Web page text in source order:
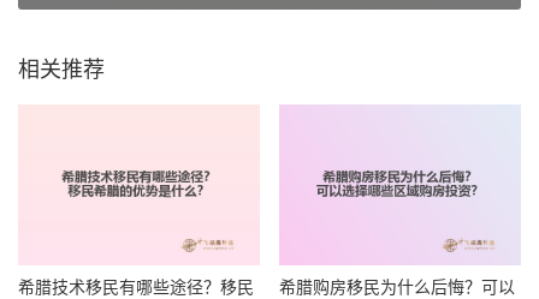
相关推荐
希腊技术移民有哪些途径？移民
希腊购房移民为什么后悔？可以